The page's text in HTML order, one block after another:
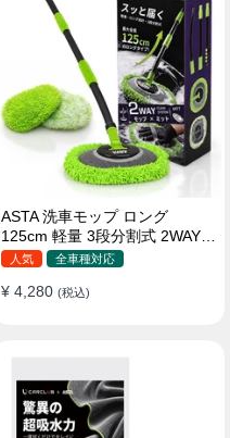
ASTA 洗車モップ ロング
125cm 軽量 3段分割式 2WAY
洗車ブラシ スポンジ 高吸水 マ
110°可動ヘッド 15°カーブ設計
人気 全車種対応
¥ 4,280 (税込)